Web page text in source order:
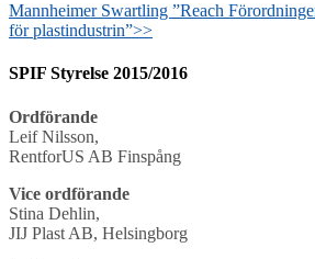
Mannheimer Swartling ”Reach
för plastindustrin”>>
SPIF Styrelse 2015/2016
Ordförande
Leif Nilsson,
RentforUS AB Finspång
Vice ordförande
Stina Dehlin,
JIJ Plast AB, Helsingborg